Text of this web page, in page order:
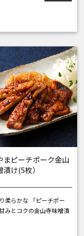
まピーチポーク金山
け(5枚）
柔らかな 「ピーチポー
みとコクの金山寺味噌漬